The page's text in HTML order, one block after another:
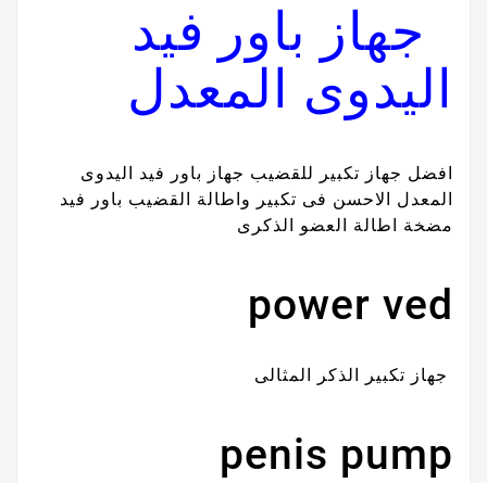
جهاز باور فيد
اليدوى المعدل
افضل جهاز تكبير للقضيب جهاز باور فيد اليدوى
المعدل الاحسن فى تكبير واطالة القضيب باور فيد
مضخة اطالة العضو الذكرى
power ved
جهاز تكبير الذكر المثالى
penis pump